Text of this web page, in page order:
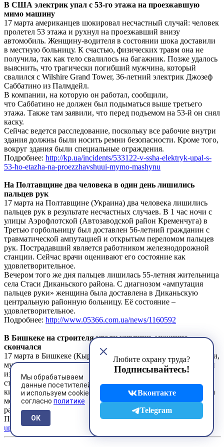
В США электрик упал с 53-го этажа на проезжавшую
мимо машину
17 марта американцев шокировал несчастный случай: человек
пролетел 53 этажа и рухнул на проезжавший внизу
автомобиль. Женщину-водителя в состоянии шока доставили
в местную больницу. К счастью, физических травм она не
получила, так как тело свалилось на багажник. Позже удалось
выяснить, что трагически погибший мужчина, который
свалился с Wilshire Grand Tower, 36-летний электрик Джозеф
Саббатино из Палмдейл.
В компании, на которую он работал, сообщили,
что Саббатино не должен был подыматься выше третьего
этажа. Также там заявили, что перед подъемом на 53-й он снял
каску.
Сейчас ведется расследование, поскольку все рабочие внутри
здания должны были носить ремни безопасности. Кроме того,
вокруг здания были специальные ограждения.
Подробнее: http://kp.ua/incidents/533122-v-ssha-elektryk-upal-s-
53-ho-etazha-na-proezzhavshuui-mymo-mashynu
На Полтавщине два человека в один день лишились
пальцев рук
17 марта на Полтавщине (Украина) два человека лишились
пальцев рук в результате несчастных случаев. В 1 час ночи с
улицы Аэрофлотской (Автозаводской район Кременчуга) в
Третью горбольницу был доставлен 56-летний гражданин с
травматической ампутацией и открытым переломом пальцев
рук. Пострадавший является работником железнодорожной
станции. Сейчас врачи оценивают его состояние как
удовлетворительное.
Вечером того же дня пальцев лишилась 55-летняя жительница
села Стаси Диканьского района. С диагнозом «ампутация
пальцев руки» женщина была доставлена в Диканьскую
центральную районную больницу. Её состояние –
удовлетворительное.
Подробнее: http://www.05366.com.ua/news/1160592
В Бишкеке на строителя упали кирпичи, мужчина
скончался
17 марта в Бишкеке (Кыргызтан) на строителя упали кирпичи,
мужчина скончался. Несчастный случай произошел на одной
из строек жилых домов по улице Боконбаева. При разборке
стены на первом этаже на рабочего упали несколько
кирпичей, от полученных травм 42-летний Б.А. скончался на
месте. Данный факт зарегистрирован в УВД Первомайского
района, начата проверка.
Подробнее:
http://kant.kg/2016-03-18/v-bishkeke-na-stroitelya-
upali-kirpichi-muzhchina-skonchalsya/
Мы обрабатываем
данные посетителей
и используем cookies
согласно политике
ОК
Любите охрану труда?
Подписывайтесь!
Вконтакте
Telegram